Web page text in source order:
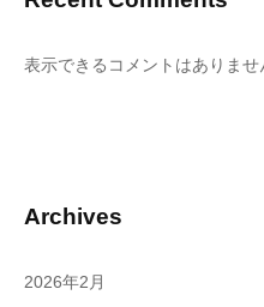
表示できるコメントはありませ
Archives
2026年2月